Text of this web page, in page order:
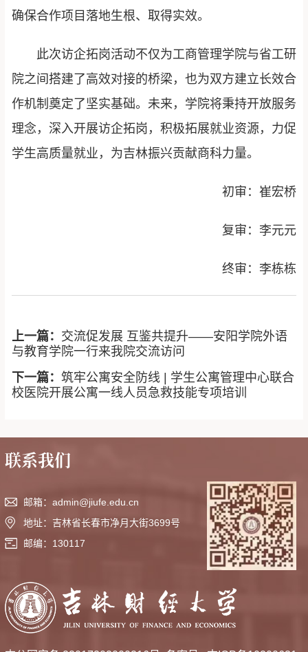
确保合作项目落地生根、取得实效。
此次访企拓岗活动不仅为工商管理学院与省工研
院之间搭建了高效对接的桥梁，也为双方建立长效合
作机制奠定了坚实基础。未来，学院将秉持开放服务
理念，深入开展访企拓岗，积极拓展就业资源，力促
学生高质量就业，为吉林振兴贡献商科力量。
初审：崔宏桥
复审：李元元
终审：李栋栋
上一篇： 交流促发展 互鉴共提升——安阳学院外语
与教育学院一行来我院交流访问
下一篇： 筑牢公寓安全防线 | 学生公寓管理中心联合
校医院开展公寓一线人员急救技能专项培训
联系我们
邮箱：admin@jiufe.edu.cn
地址：吉林省长春市净月大街3699号
邮编：130117